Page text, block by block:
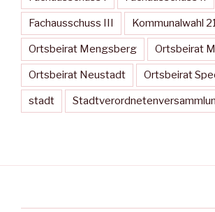
Fachausschuss III Kommunalwahl
Ortsbeirat Mengsberg Ortsbeirat
Ortsbeirat Neustadt Ortsbeirat
stadt